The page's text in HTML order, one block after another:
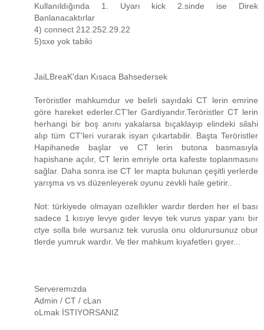
Kullanıldığında 1. Uyarı kick 2.sinde ise Direk
Banlanacaktırlar
4) connect 212.252.29.22
5)sxe yok tabiki
JaiLBreaK'dan Kısaca Bahsedersek
Teröristler mahkumdur ve belirli sayıdaki CT lerin emrine
göre hareket ederler.CT'ler Gardiyandır.Teröristler CT lerin
herhangi bir boş anını yakalarsa bıçaklayıp elindeki silahi
alıp tüm CT'leri vurarak isyan çıkartabilir. Başta Teröristler
Hapihanede başlar ve CT lerin butona basmasıyla
hapishane açılır, CT lerin emriyle orta kafeste toplanmasını
sağlar. Daha sonra ise CT ler mapta bulunan çeşitli yerlerde
yarışma vs vs düzenleyerek oyunu zevkli hale getirir..
Not: türkiyede olmayan ozellıkler wardır tlerden her el bası
sadece 1 kısıye levye gıder levye tek vurus yapar yanı bır
ctye solla bıle wursanız tek vurusla onu oldurursunuz obur
tlerde yumruk wardır. Ve tler mahkum kıyafetlerı gıyer...
Serveremızda
Admin / CT / cLan
oLmak İSTIYORSANIZ